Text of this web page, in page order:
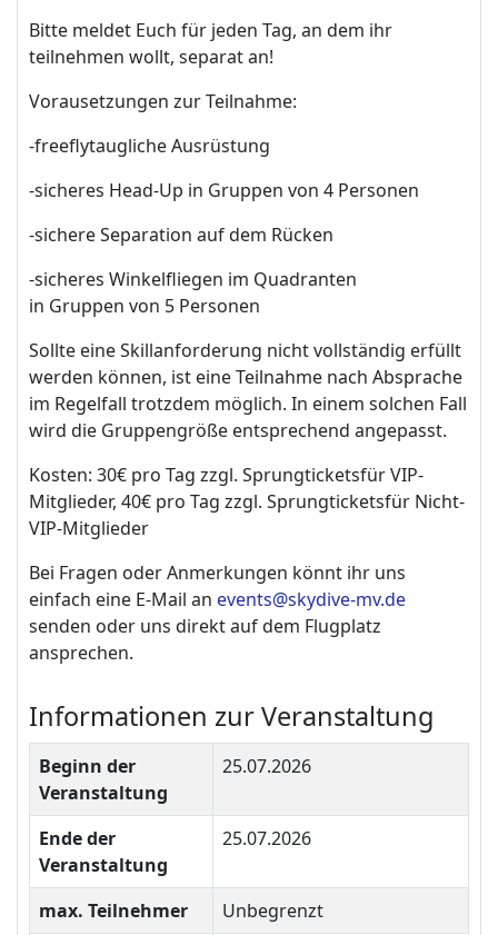
Bitte meldet Euch für jeden Tag, an dem ihr
teilnehmen wollt, separat an!
Vorausetzungen zur Teilnahme:
-freeflytaugliche Ausrüstung
-sicheres Head-Up in Gruppen von 4 Personen
-sichere Separation auf dem Rücken
-sicheres Winkelfliegen im Quadranten
in Gruppen von 5 Personen
Sollte eine Skillanforderung nicht vollständig erfüllt
werden können, ist eine Teilnahme nach Absprache
im Regelfall trotzdem möglich. In einem solchen Fall
wird die Gruppengröße entsprechend angepasst.
Kosten: 30€ pro Tag zzgl. Sprungticketsfür VIP-
Mitglieder, 40€ pro Tag zzgl. Sprungticketsfür Nicht-
VIP-Mitglieder
Bei Fragen oder Anmerkungen könnt ihr uns
einfach eine E-Mail an events@skydive-mv.de
senden oder uns direkt auf dem Flugplatz
ansprechen.
Informationen zur Veranstaltung
Beginn der
Veranstaltung
25.07.2026
Ende der
Veranstaltung
25.07.2026
max. Teilnehmer
Unbegrenzt